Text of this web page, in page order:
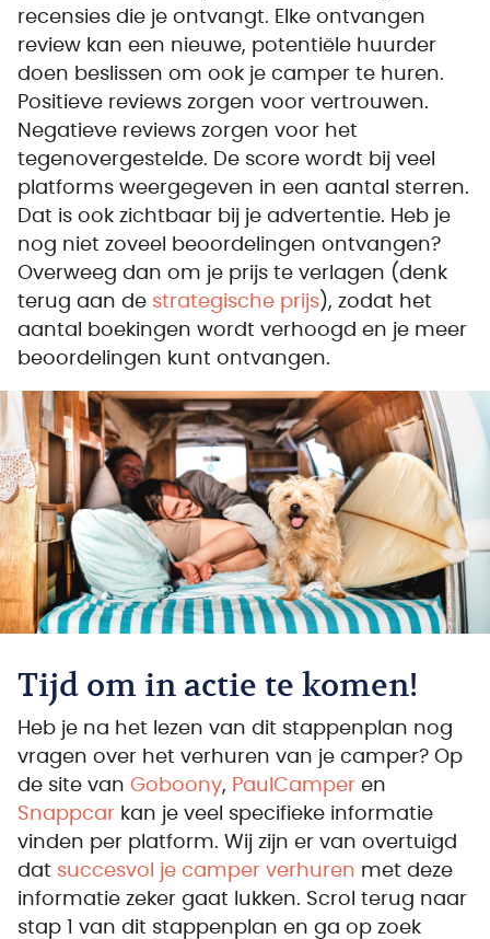
recensies die je ontvangt. Elke ontvangen
review kan een nieuwe, potentiële huurder
doen beslissen om ook je camper te huren.
Positieve reviews zorgen voor vertrouwen.
Negatieve reviews zorgen voor het
tegenovergestelde. De score wordt bij veel
platforms weergegeven in een aantal sterren.
Dat is ook zichtbaar bij je advertentie. Heb je
nog niet zoveel beoordelingen ontvangen?
Overweeg dan om je prijs te verlagen (denk
terug aan de strategische prijs), zodat het
aantal boekingen wordt verhoogd en je meer
beoordelingen kunt ontvangen.
Tijd om in actie te komen!
Heb je na het lezen van dit stappenplan nog
vragen over het verhuren van je camper? Op
de site van Goboony, PaulCamper en
Snappcar kan je veel specifieke informatie
vinden per platform. Wij zijn er van overtuigd
dat succesvol je camper verhuren met deze
informatie zeker gaat lukken. Scrol terug naar
stap 1 van dit stappenplan en ga op zoek